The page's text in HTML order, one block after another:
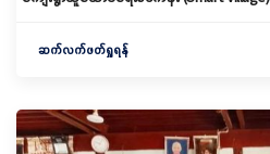
ဆက်လက်ဖတ်ရှုရန်